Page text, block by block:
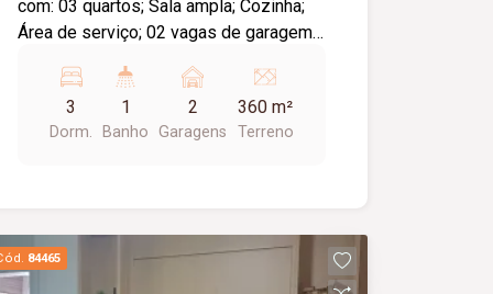
com: 03 quartos; Sala ampla; Cozinha;
Área de serviço; 02 vagas de garagem;
próxima a parque da região; Amplo
terreno, ideal para futuras ampliações
ou área de lazer.
3
Dorm.
1
Banho
2
Garagens
360 m²
Terreno
84465